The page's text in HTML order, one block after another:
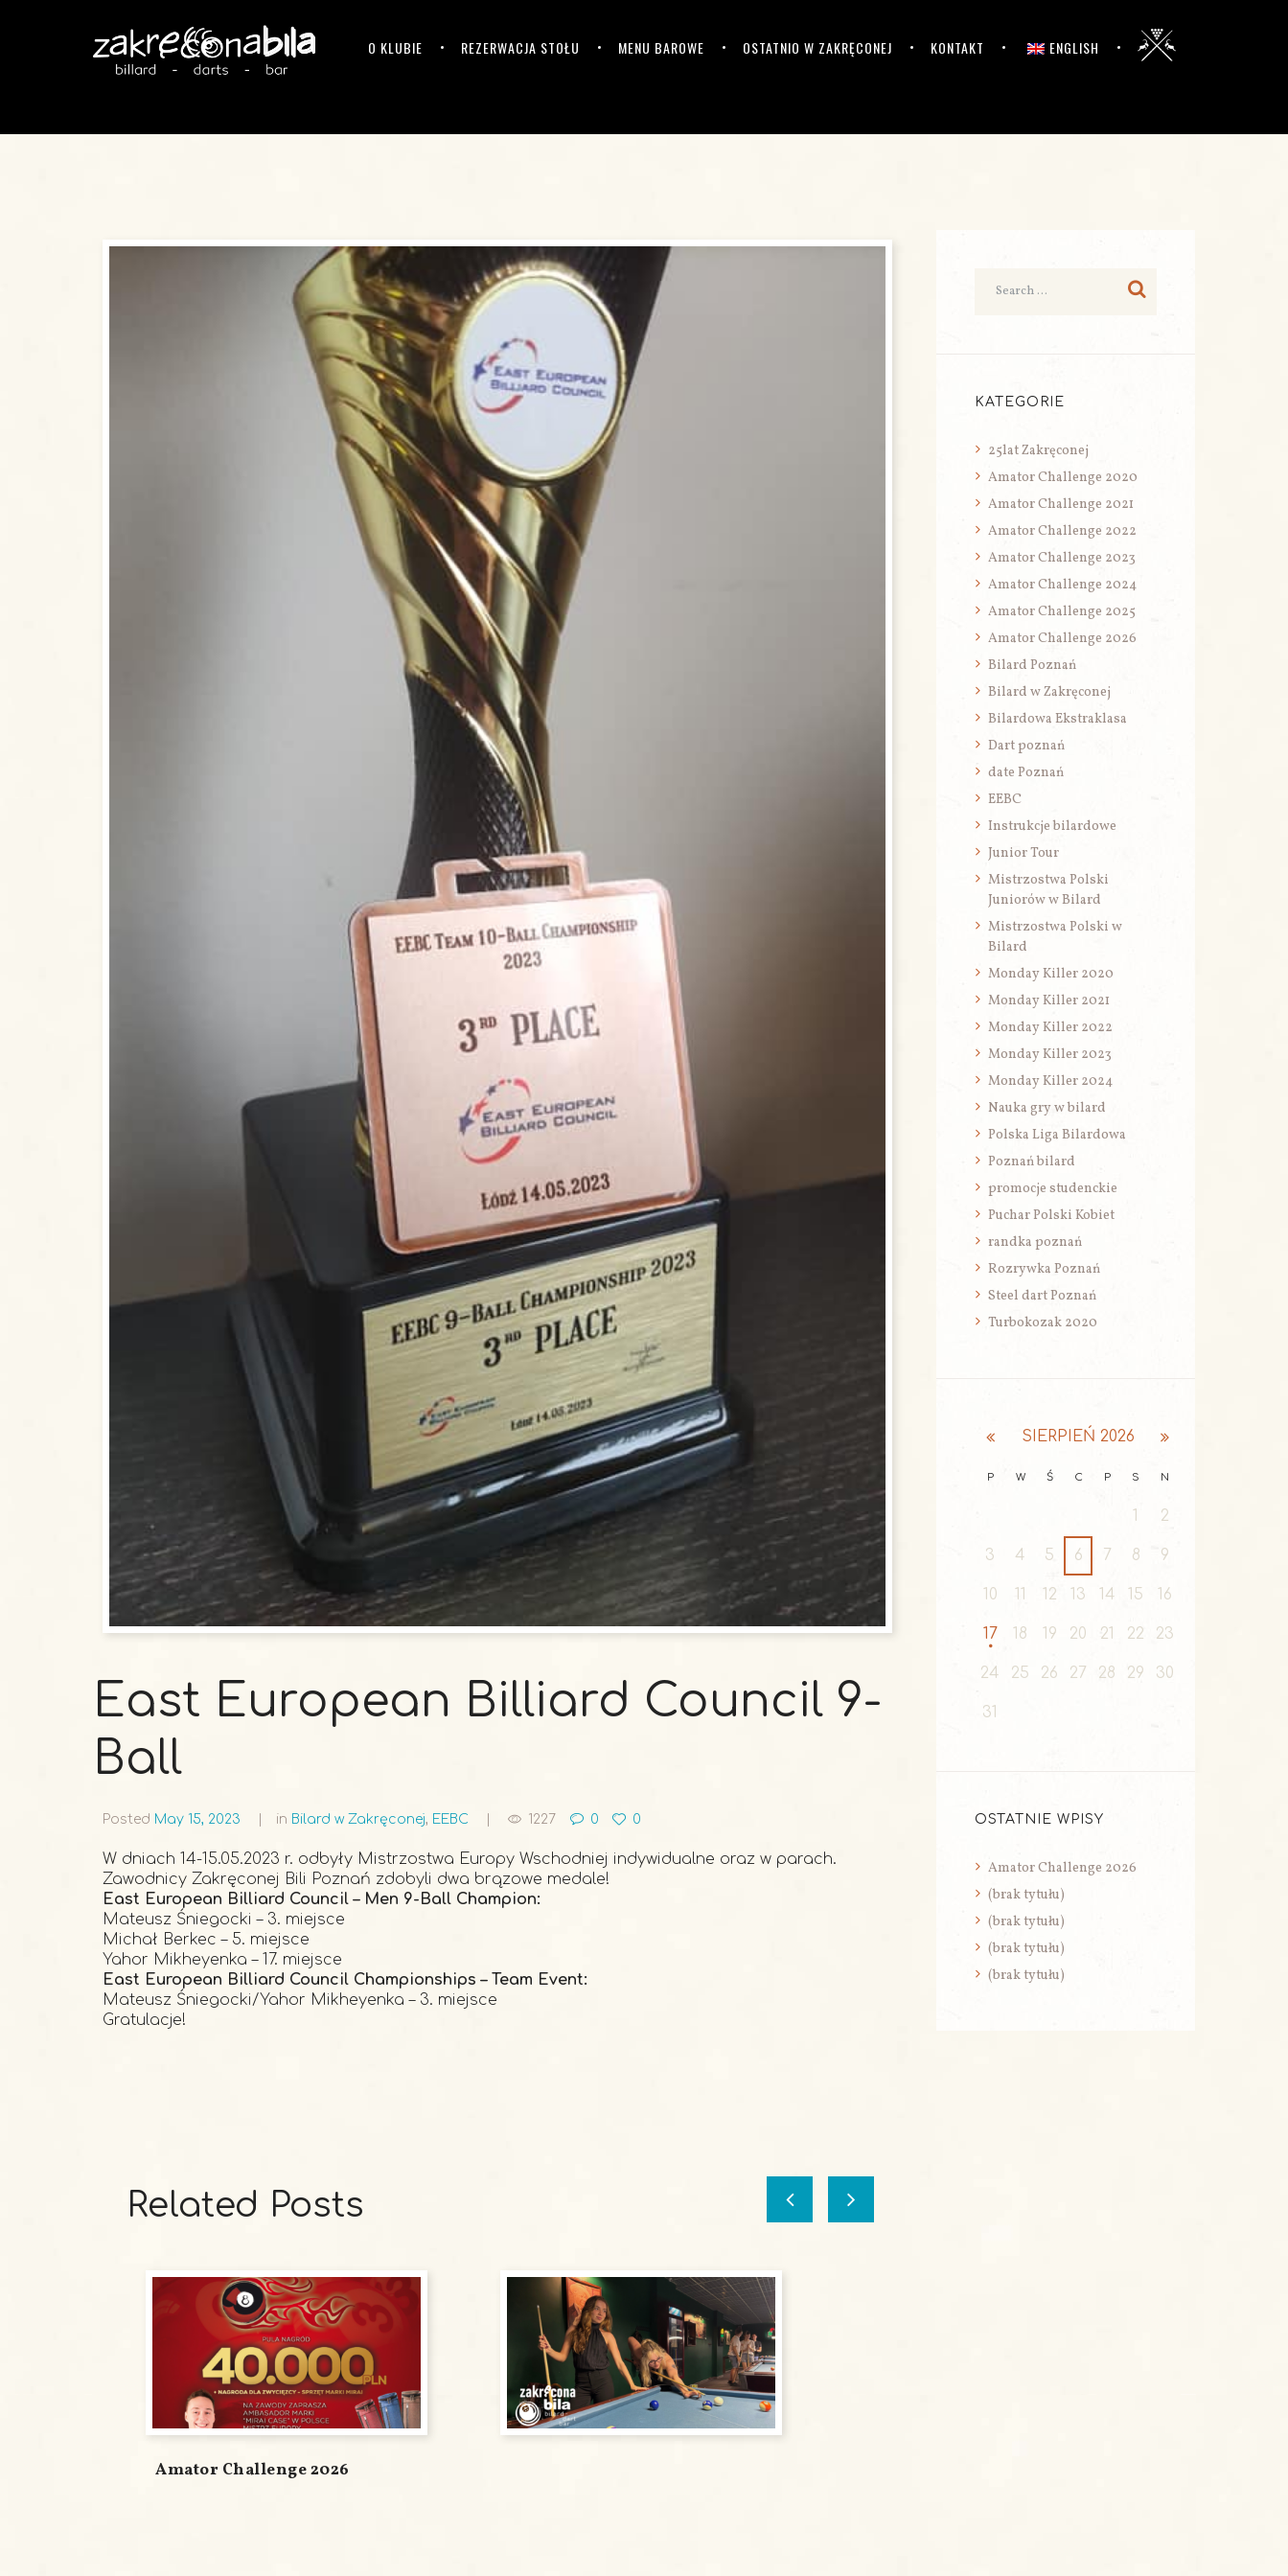
O KLUBIE REZERWACJA STOŁU MENU BAROWE OSTATNIO W ZAKRĘCONEJ KONTAKT ENGLISH
East European Billiard Council 9-
Ball
Posted May 15, 2023 in Bilard w Zakręconej, EEBC 1227 0 0
W dniach 14-15.05.2023 r. odbyły Mistrzostwa Europy Wschodniej indywidualne oraz w parach.
Zawodnicy Zakręconej Bili Poznań zdobyli dwa brązowe medale!
East European Billiard Council – Men 9-Ball Champion:
Mateusz Śniegocki – 3. miejsce
Michał Berkec – 5. miejsce
Yahor Mikheyenka – 17. miejsce
East European Billiard Council Championships – Team Event:
Mateusz Śniegocki/Yahor Mikheyenka – 3. miejsce
Gratulacje!
Related Posts
Amator Challenge 2026
KATEGORIE
25lat Zakręconej
Amator Challenge 2020
Amator Challenge 2021
Amator Challenge 2022
Amator Challenge 2023
Amator Challenge 2024
Amator Challenge 2025
Amator Challenge 2026
Bilard Poznań
Bilard w Zakręconej
Bilardowa Ekstraklasa
Dart poznań
date Poznań
EEBC
Instrukcje bilardowe
Junior Tour
Mistrzostwa Polski
Juniorów w Bilard
Mistrzostwa Polski w
Bilard
Monday Killer 2020
Monday Killer 2021
Monday Killer 2022
Monday Killer 2023
Monday Killer 2024
Nauka gry w bilard
Polska Liga Bilardowa
Poznań bilard
promocje studenckie
Puchar Polski Kobiet
randka poznań
Rozrywka Poznań
Steel dart Poznań
Turbokozak 2020
SIERPIEŃ 2026
P W Ś C P S N
1 2
3 4 5 6 7 8 9
10 11 12 13 14 15 16
17 18 19 20 21 22 23
24 25 26 27 28 29 30
31
OSTATNIE WPISY
Amator Challenge 2026
(brak tytułu)
(brak tytułu)
(brak tytułu)
(brak tytułu)